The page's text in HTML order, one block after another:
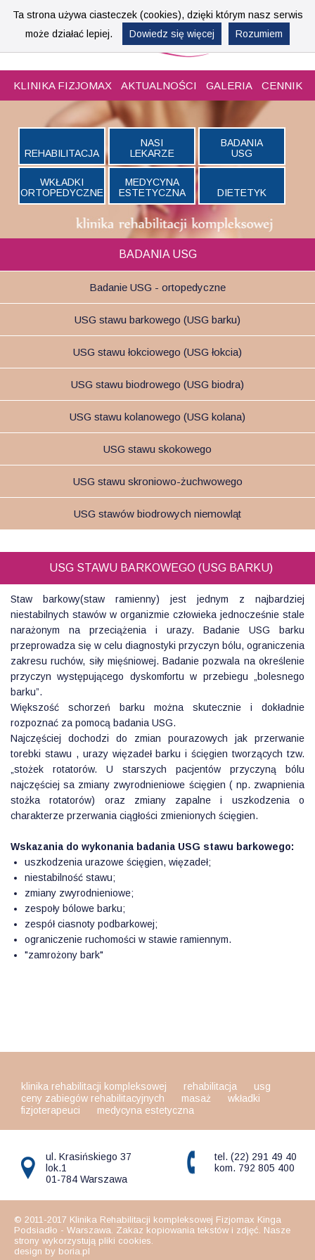
KLINIKA FIZJOMAX AKTUALNOŚCI GALERIA CENNIK
REHABILITACJA
NASI
LEKARZE
BADANIA
USG
WKŁADKI
ORTOPEDYCZNE
MEDYCYNA
ESTETYCZNA
DIETETYK
BADANIA USG
Badanie USG - ortopedyczne
USG stawu barkowego (USG barku)
USG stawu łokciowego (USG łokcia)
USG stawu biodrowego (USG biodra)
USG stawu kolanowego (USG kolana)
USG stawu skokowego
USG stawu skroniowo-żuchwowego
USG stawów biodrowych niemowląt
USG STAWU BARKOWEGO (USG BARKU)
Staw barkowy(staw ramienny) jest jednym z najbardziej
niestabilnych stawów w organizmie człowieka jednocześnie stale
narażonym na przeciążenia i urazy. Badanie USG barku
przeprowadza się w celu diagnostyki przyczyn bólu, ograniczenia
zakresu ruchów, siły mięśniowej. Badanie pozwala na określenie
przyczyn występującego dyskomfortu w przebiegu „bolesnego
barku”.
Większość schorzeń barku można skutecznie i dokładnie
rozpoznać za pomocą badania USG.
Najczęściej dochodzi do zmian pourazowych jak przerwanie
torebki stawu , urazy więzadeł barku i ścięgien tworzących tzw.
„stożek rotatorów. U starszych pacjentów przyczyną bólu
najczęściej sa zmiany zwyrodnieniowe ścięgien ( np. zwapnienia
stożka rotatorów) oraz zmiany zapalne i uszkodzenia o
charakterze przerwania ciągłości zmienionych ścięgien.
Wskazania do wykonania badania USG stawu barkowego:
uszkodzenia urazowe ścięgien, więzadeł;
niestabilność stawu;
zmiany zwyrodnieniowe;
zespoły bólowe barku;
zespół ciasnoty podbarkowej;
ograniczenie ruchomości w stawie ramiennym.
"zamrożony bark"
klinika rehabilitacji kompleksowej rehabilitacja
usg
ceny zabiegów rehabilitacyjnych
masaż
wkładki
fizjoterapeuci
medycyna estetyczna
ul. Krasińskiego 37
lok.1
01-784 Warszawa
tel. (22) 291 49 40
kom. 792 805 400
© 2011-2017 Klinika Rehabilitacji kompleksowej Fizjomax Kinga
Podsiadło - Warszawa. Zakaz kopiowania tekstów i zdjęć. Nasze
strony wykorzystują pliki cookies.
design by boria.pl
Ta strona używa ciasteczek (cookies), dzięki którym nasz serwis
może działać lepiej.
Dowiedz się więcej Rozumiem